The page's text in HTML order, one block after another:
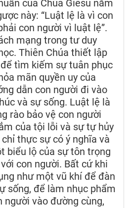
của Chúa Giêsu nằm
này: “Luật lệ là vì con
con người vì luật lệ”.
mạng trong tư duy
Thiên Chúa thiết lập
tìm kiếm sự tuân phục
mãn quyền uy của
dẫn con người đi vào
và sự sống. Luật lệ là
rào bảo vệ con người
của tội lỗi và sự tự hủy
thực sự có ý nghĩa và
biểu lộ của sự tôn trọng
con người. Bất cứ khi
như một vũ khí để đàn
sống, để làm nhục phẩm
người vào đường cùng,